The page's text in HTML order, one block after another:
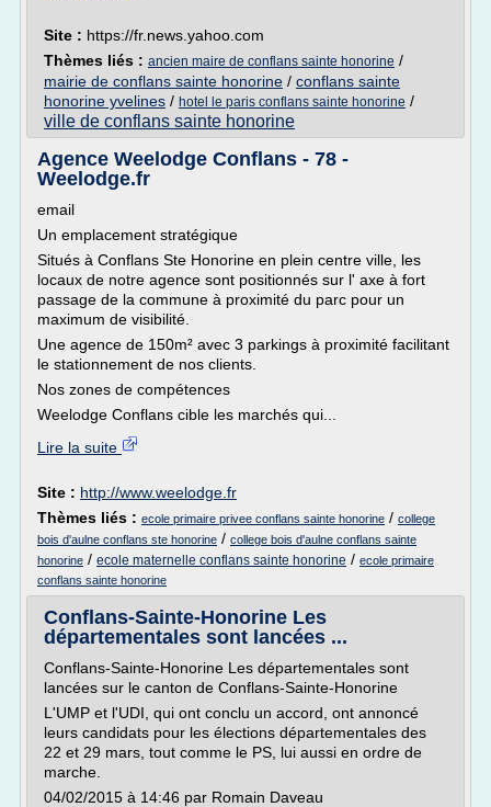
Site : https://fr.news.yahoo.com
Thèmes liés : ancien maire de conflans sainte honorine /
mairie de conflans sainte honorine / conflans sainte
honorine yvelines / hotel le paris conflans sainte honorine /
ville de conflans sainte honorine
Agence Weelodge Conflans - 78 -
Weelodge.fr
email
Un emplacement stratégique
Situés à Conflans Ste Honorine en plein centre ville, les
locaux de notre agence sont positionnés sur l' axe à fort
passage de la commune à proximité du parc pour un
maximum de visibilité.
Une agence de 150m² avec 3 parkings à proximité facilitant
le stationnement de nos clients.
Nos zones de compétences
Weelodge Conflans cible les marchés qui...
Lire la suite
Site : http://www.weelodge.fr
Thèmes liés : ecole primaire privee conflans sainte honorine / college
bois d'aulne conflans ste honorine / college bois d'aulne conflans sainte
honorine / ecole maternelle conflans sainte honorine / ecole primaire
conflans sainte honorine
Conflans-Sainte-Honorine Les
départementales sont lancées ...
Conflans-Sainte-Honorine Les départementales sont
lancées sur le canton de Conflans-Sainte-Honorine
L'UMP et l'UDI, qui ont conclu un accord, ont annoncé
leurs candidats pour les élections départementales des
22 et 29 mars, tout comme le PS, lui aussi en ordre de
marche.
04/02/2015 à 14:46 par Romain Daveau